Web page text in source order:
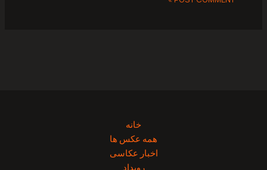
خانه
همه عکس ها
اخبار عکاسی
رویداد